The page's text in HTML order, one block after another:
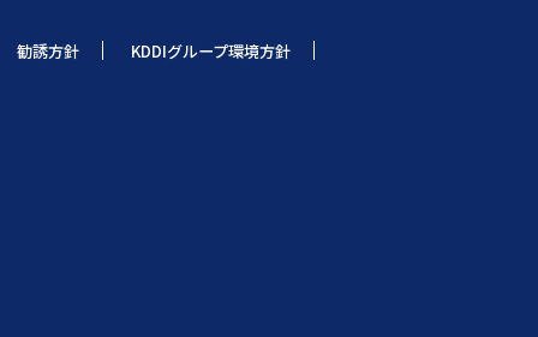
勧誘方針 KDDIグループ環境方針